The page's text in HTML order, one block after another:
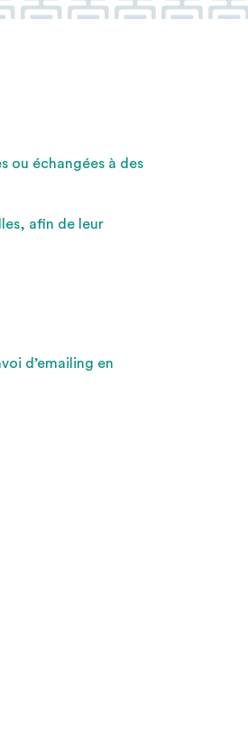
ou échangées à des
afin de leur
d’emailing en